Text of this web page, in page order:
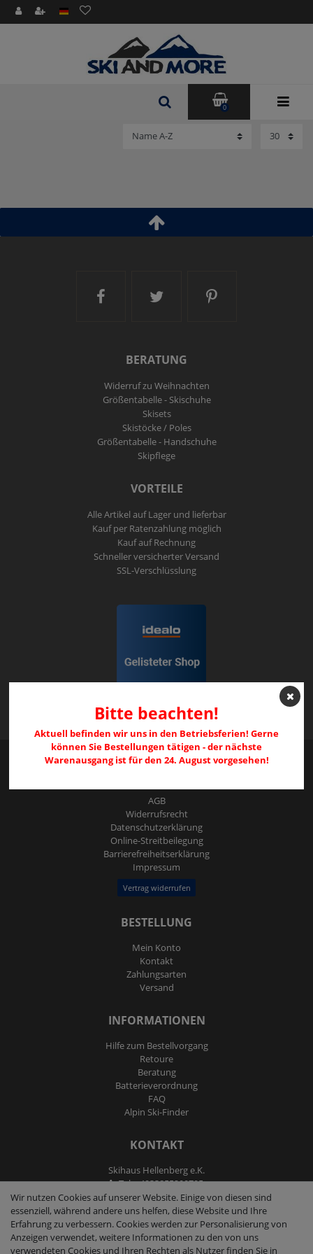
0
Ski and More auf Facebook
Ski and More auf
Ski and More
BERATUNG
Widerruf zu Weihnachten
Größentabelle - Skischuhe
Skisets
Skistöcke / Poles
Größentabelle - Handschuhe
Skipflege
VORTEILE
Alle Artikel auf Lager und lieferbar
Kauf per Ratenzahlung möglich
Kauf auf Rechnung
Schneller versicherter Versand
SSL-Verschlüsslung
AGB
Widerrufs­recht
Daten­schutz­erklärung
Online-Streitbeilegung
Barrierefreiheitserklärung
Impressum
Vertrag widerrufen
BESTELLUNG
Mein Konto
Kontakt
Zahlungsarten
Versand
INFORMATIONEN
Hilfe zum Bestellvorgang
Retoure
Beratung
Batterieverordnung
FAQ
Alpin Ski-Finder
KONTAKT
Skihaus Hellenberg e.K.
Tel: +4933855200795
Fax: +4933855200793
kontakt@ski-andmore.de
Wir nutzen Cookies auf unserer Website. Einige von diesen sind
essenziell, während andere uns helfen, diese Website und Ihre
Erfahrung zu verbessern. Cookies werden zur Personalisierung von
Anzeigen verwendet, weitere Informationen zu den von uns
verwendeten Cookies und Ihren Rechten als Nutzer finden Sie in
Bitte beachten!
Aktuell befinden wir uns in den Betriebsferien! Gerne
können Sie Bestellungen tätigen - der nächste
Warenausgang ist für den 24. August vorgesehen!